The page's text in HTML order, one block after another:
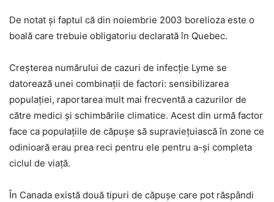
De notat și faptul că din noiembrie 2003 borelioza este o
boală care trebuie obligatoriu declarată în Quebec.
Creșterea numărului de cazuri de infecție Lyme se
datorează unei combinații de factori: sensibilizarea
populației, raportarea mult mai frecventă a cazurilor de
către medici și schimbările climatice. Acest din urmă factor
face ca populațiile de căpușe să supraviețuiască în zone ce
odinioară erau prea reci pentru ele pentru a-și completa
ciclul de viață.
În Canada există două tipuri de căpușe care pot răspândi